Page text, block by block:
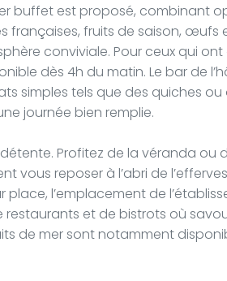
buffet est proposé, combinant
françaises, fruits de saison, œufs
conviviale. Pour ceux qui ont
dès 4h du matin. Le bar de
simples tels que des quiches ou
journée bien remplie.
Profitez de la véranda ou
vous reposer à l’abri de
place, l’emplacement de
et de bistrots où
de mer sont notamment